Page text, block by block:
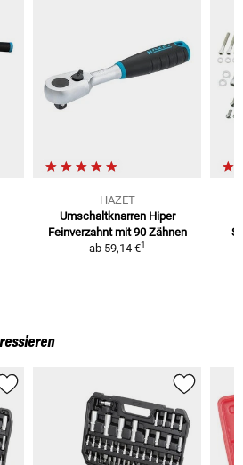
HAZET
Umschaltknarren Hiper
Feinverzahnt mit 90 Zähnen
ab 59,14 €1